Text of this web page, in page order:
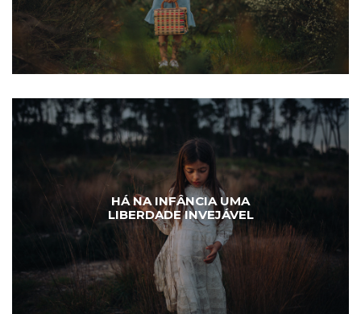
HÁ NA INFÂNCIA UMA
LIBERDADE INVEJÁVEL